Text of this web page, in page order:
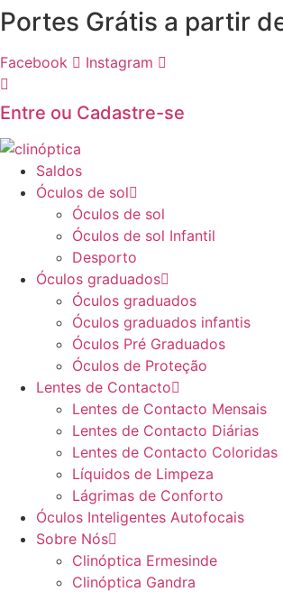
Pular
para
o
conteúdo
Portes Grátis a partir
Facebook Instagram
Entre ou Cadastre-se
Saldos
Óculos de sol
Óculos de sol
Óculos de sol Infantil
Desporto
Óculos graduados
Óculos graduados
Óculos graduados infantis
Óculos Pré Graduados
Óculos de Proteção
Lentes de Contacto
Lentes de Contacto Mensais
Lentes de Contacto Diárias
Lentes de Contacto Coloridas
Líquidos de Limpeza
Lágrimas de Conforto
Óculos Inteligentes Autofocais
Sobre Nós
Clinóptica Ermesinde
Clinóptica Gandra